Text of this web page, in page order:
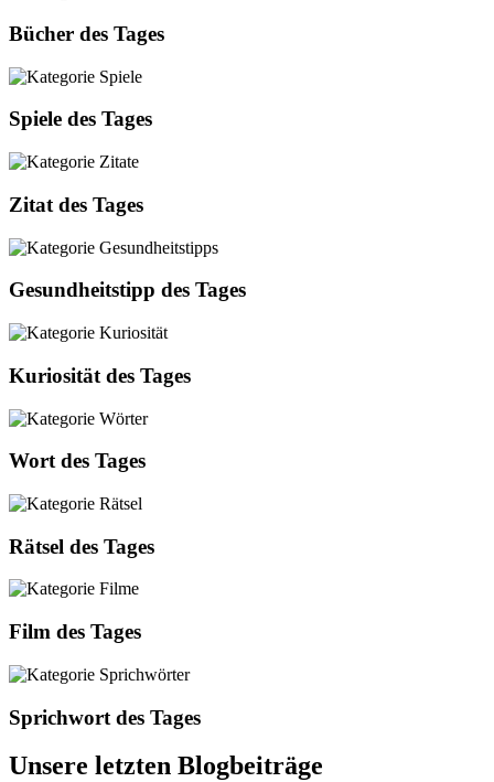
Bücher des Tages
Spiele des Tages
Zitat des Tages
Gesundheitstipp des Tages
Kuriosität des Tages
Wort des Tages
Rätsel des Tages
Film des Tages
Sprichwort des Tages
Unsere letzten Blogbeiträge